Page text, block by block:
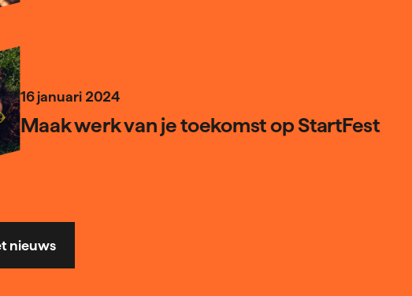
16 januari 2024
Maak werk van je toekomst op StartFest
nieuws